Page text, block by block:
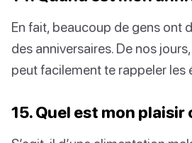
En fait, beaucoup de gens ont
des anniversaires. De nos
peut facilement te rappeler les
15. Quel est mon plaisir